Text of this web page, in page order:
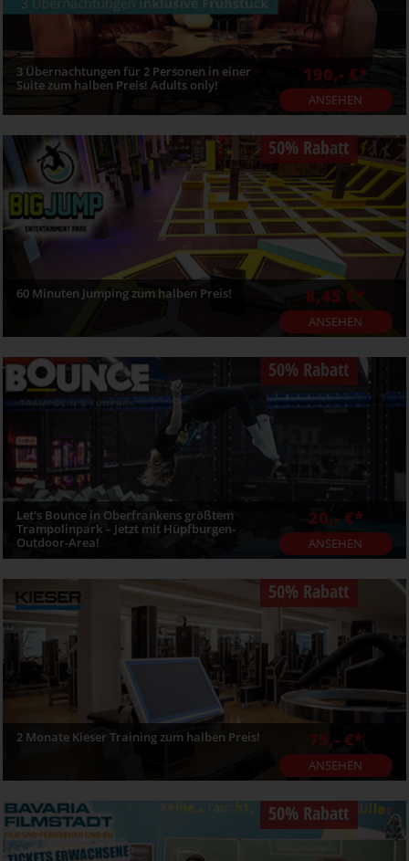
3 Übernachtungen für 2 Personen in einer
Suite zum halben Preis! Adults only!
190,- €*
ANSEHEN
50% Rabatt
60 Minuten Jumping zum halben Preis! 8,45 €*
ANSEHEN
50% Rabatt
Let's Bounce in Oberfrankens größtem
Trampolinpark – Jetzt mit Hüpfburgen-
Outdoor-Area!
20,- €*
ANSEHEN
50% Rabatt
2 Monate Kieser Training zum halben Preis! 75,- €*
ANSEHEN
50% Rabatt